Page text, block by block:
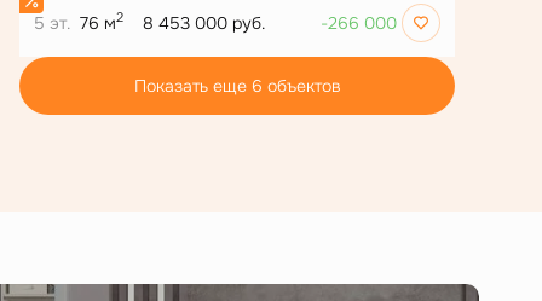
5 эт. 76 м2 8 453 000 руб. -266 000
Показать еще 6 объектов